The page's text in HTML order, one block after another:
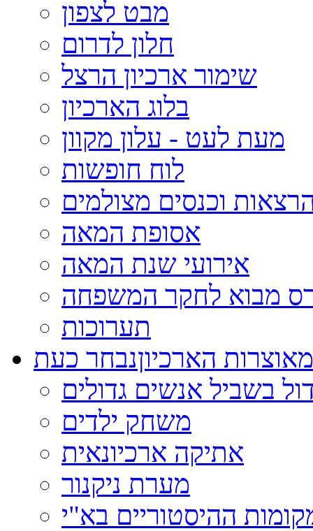
מבט לצפון
חלון לדרום
שימור ארכיון הרצל
בלוג הארכיון
מעת לעט - עלון מקוון
לוח חופשות
וכנסים מצולמים
אסופת המאה
אירועי שנת המאה
מבוא לחקר המשפחה
תערוכות
מאוצרות הארכיוןנבחר כעת
בשביל אנשים גדולים
משחק ילדים
אתיקה ארכיונאית
מערת ניקנור
ההיסטוריים בא"י